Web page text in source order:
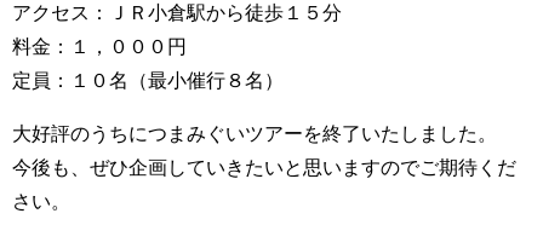
アクセス：ＪＲ小倉駅から徒歩１５分
料金：１，０００円
定員：１０名（最小催行８名）
大好評のうちにつまみぐいツアーを終了いたしました。
今後も、ぜひ企画していきたいと思いますのでご期待くだ
さい。